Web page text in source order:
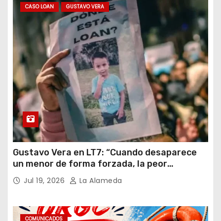
CASO LOAN GUSTAVO VERA
Gustavo Vera en LT7: “Cuando desaparece
un menor de forma forzada, la peor
hipótesis es trata, y así debe seguir
caratulado el caso Loan”
Jul 19, 2026 La Alameda
COMUNICADOS